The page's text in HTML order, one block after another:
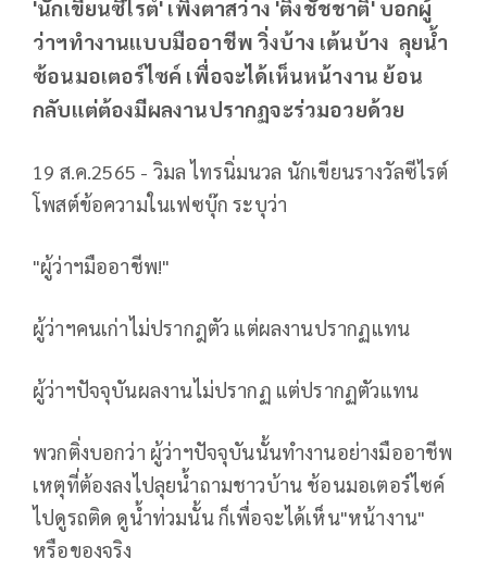
'นักเขียนซีไรต์' เพิ่งตาสว่าง 'ติ่งชัชชาติ' บอกผู้
ว่าฯทำงานแบบมืออาชีพ วิ่งบ้าง​ เต้นบ้าง​ ​ ลุยน้ำ
ซ้อนมอเตอร์ไซค์​ เพื่อจะได้เห็นหน้างาน ย้อน
กลับแต่ต้องมีผลงานปรากฏจะร่วมอวย​ด้วย
19 ส.ค.2565 - วิมล ไทรนิ่มนวล นักเขียนรางวัลซีไรต์
โพสต์ข้อความในเฟซบุ๊ก ระบุว่า
"ผู้ว่าฯมืออาชีพ!"
ผู้ว่าฯคนเก่าไม่ปรากฎตัว​ แต่ผลงานปรากฏแทน
ผู้ว่าฯปัจจุบันผลงานไม่ปรากฏ​ แต่ปรากฏตัวแทน
พวกติ่งบอกว่า​ ผู้ว่าฯปัจจุบันนั้นทำงานอย่างมืออาชีพ
เหตุที่ต้องลงไปลุยน้ำถามชาวบ้าน​ ช้อนมอเตอร์ไซค์
ไปดูรถติด​ ดูน้ำท่วมนั้น​ ก็เพื่อจะได้เห็น"หน้างาน"
หรือของจริง